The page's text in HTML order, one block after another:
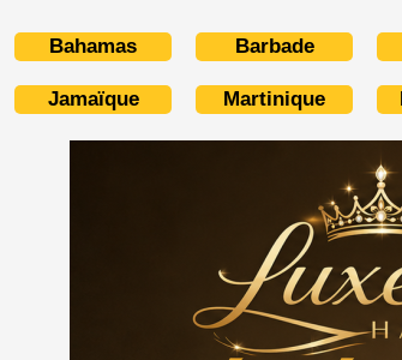
Bahamas Barbade
Jamaïque Martinique